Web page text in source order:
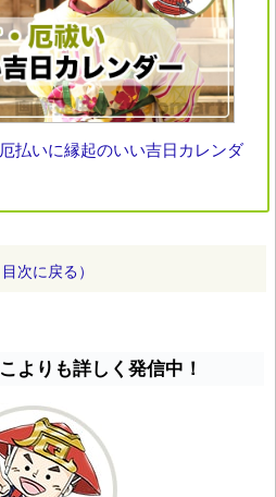
払いに縁起のいい吉日カレンダ
次に戻る）
よりも詳しく発信中！